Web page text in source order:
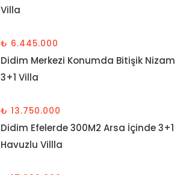
Villa
₺ 6.445.000
Didim Merkezi Konumda Bitişik Nizam
3+1 Villa
₺ 13.750.000
Didim Efelerde 300M2 Arsa İçinde 3+1
Havuzlu Villla